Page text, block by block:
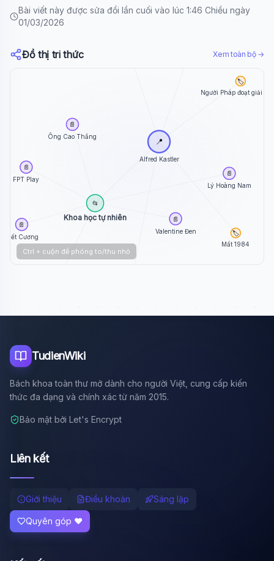
Bài viết này được sửa đổi lần cuối vào lúc 1:46 Chiều ngày
01/03/2026
Đồ thị tri thức Xem toàn bộ →
Alfred Kastler
📍
Khoa học tự nhiên
📂
Tiết Cương
📄
Valentine Đen
📄
FPT Play
📄
Lý Hoàng Nam
📄
Ông Cao Thắng
📄
Mất 1984
🏷️
Người Pháp đoạt giải
🏷️
Sinh 1902
Ctrl + cuộn để phóng to/thu nhỏ
TudienWiki
Bách khoa toàn thư mở dành cho người Việt, cung cấp kiến
thức đa dạng và chính xác từ năm 2015.
Bảo mật bởi Let's Encrypt
Liên kết
Giới thiệu Điều khoản Sáng lập
Quyên góp ❤️